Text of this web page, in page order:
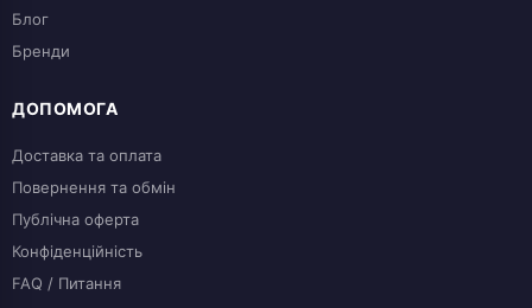
Блог
Бренди
ДОПОМОГА
Доставка та оплата
Повернення та обмін
Публічна оферта
Конфіденційність
FAQ / Питання